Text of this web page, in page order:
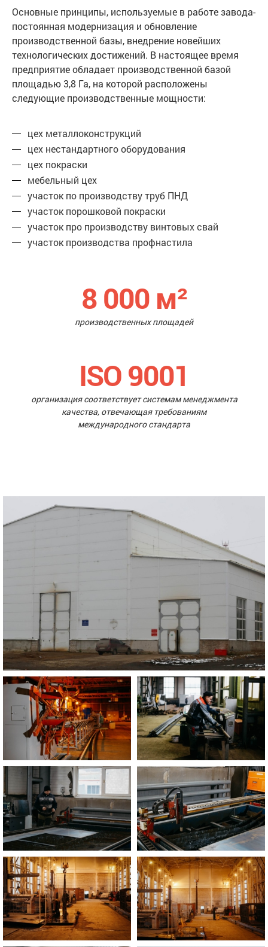
Основные принципы, используемые в работе завода-
постоянная модернизация и обновление
производственной базы, внедрение новейших
технологических достижений. В настоящее время
предприятие обладает производственной базой
площадью 3,8 Га, на которой расположены
следующие производственные мощности:
цех металлоконструкций
цех нестандартного оборудования
цех покраски
мебельный цех
участок по производству труб ПНД
участок порошковой покраски
участок про производству винтовых свай
участок производства профнастила
8 000 м²
производственных площадей
ISO 9001
организация соответствует системам менеджмента
качества, отвечающая требованиям
международного стандарта